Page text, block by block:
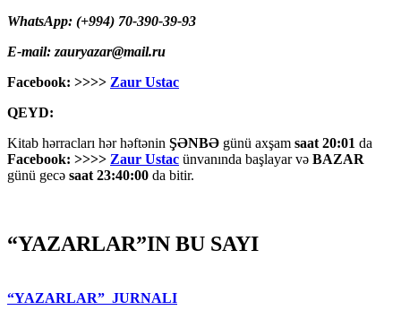
WhatsApp: (+994) 70-390-39-93
E-mail: zauryazar@mail.ru
Facebook: >>>> Zaur Ustac
QEYD:
Kitab hərracları hər həftənin ŞƏNBƏ günü axşam saat 20:01 da
Facebook: >>>> Zaur Ustac ünvanında başlayar və BAZAR
günü gecə saat 23:40:00 da bitir.
“YAZARLAR”IN BU SAYI
“YAZARLAR” JURNALI